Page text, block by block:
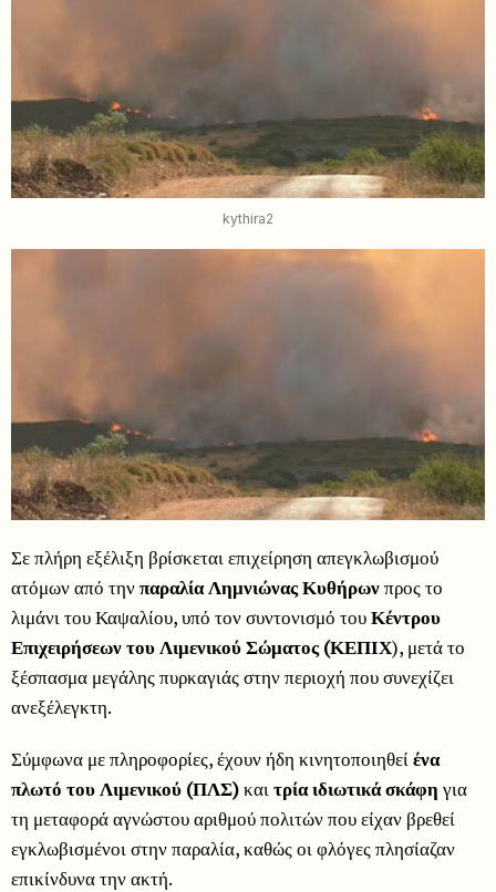
kythira2
Σε πλήρη εξέλιξη βρίσκεται επιχείρηση απεγκλωβισμού
ατόμων από τηνπαραλία Λημνιώνας Κυθήρωνπρος το
λιμάνι του Καψαλίου, υπό τον συντονισμό τουΚέντρου
Επιχειρήσεων του Λιμενικού Σώματος (ΚΕΠΙΧ), μετά το
ξέσπασμα μεγάλης πυρκαγιάς στην περιοχή που συνεχίζει
ανεξέλεγκτη.
Σύμφωνα με πληροφορίες, έχουν ήδη κινητοποιηθείένα
πλωτό του Λιμενικού (ΠΛΣ)καιτρία ιδιωτικά σκάφη για
τη μεταφορά αγνώστου αριθμού πολιτών που είχαν βρεθεί
εγκλωβισμένοι στην παραλία, καθώς οι φλόγες πλησίαζαν
επικίνδυνα την ακτή.